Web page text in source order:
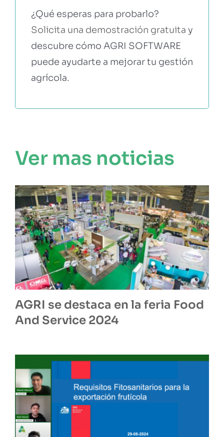
¿Qué esperas para probarlo?
Solicita una demostración gratuita y
descubre cómo AGRI SOFTWARE
puede ayudarte a mejorar tu gestión
agrícola.
Ver mas noticias
AGRI se destaca en la feria Food
And Service 2024